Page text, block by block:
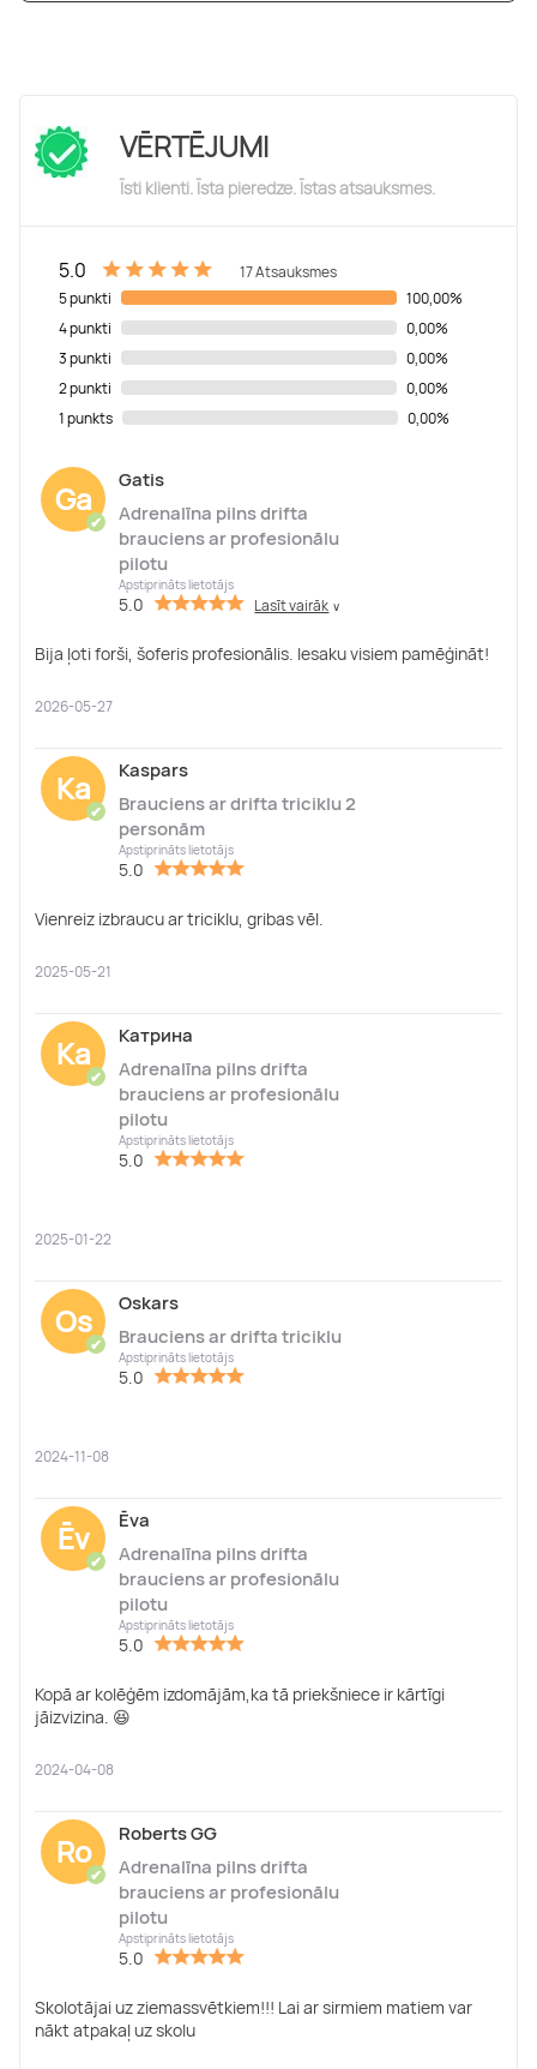
VĒRTĒJUMI
Īsti klienti. Īsta pieredze. Īstas atsauksmes.
5.0
17 Atsauksmes
5 punkti
100,00%
4 punkti
0,00%
3 punkti
0,00%
2 punkti
0,00%
1 punkts
0,00%
Ga
✔
Gatis
Adrenalīna pilns drifta
brauciens ar profesionālu
pilotu
Apstiprināts lietotājs
5.0 Lasīt vairāk ∨
Bija ļoti forši, šoferis profesionālis. Iesaku visiem pamēģināt!
2026-05-27
Ka
✔
Kaspars
Brauciens ar drifta triciklu 2
personām
Apstiprināts lietotājs
5.0
Vienreiz izbraucu ar triciklu, gribas vēl.
2025-05-21
Ка
✔
Катрина
Adrenalīna pilns drifta
brauciens ar profesionālu
pilotu
Apstiprināts lietotājs
5.0
2025-01-22
Os
✔
Oskars
Brauciens ar drifta triciklu
Apstiprināts lietotājs
5.0
2024-11-08
Ēv
✔
Ēva
Adrenalīna pilns drifta
brauciens ar profesionālu
pilotu
Apstiprināts lietotājs
5.0
Kopā ar kolēģēm izdomājām,ka tā priekšniece ir kārtīgi
jāizvizina. 😆
2024-04-08
Ro
✔
Roberts GG
Adrenalīna pilns drifta
brauciens ar profesionālu
pilotu
Apstiprināts lietotājs
5.0
Skolotājai uz ziemassvētkiem!!! Lai ar sirmiem matiem var
nākt atpakaļ uz skolu